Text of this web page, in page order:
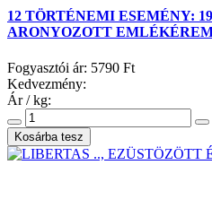
12 TÖRTÉNEMI ESEMÉNY:
ARONYOZOTT
Fogyasztói ár: 5790 Ft
Kedvezmény:
Ár / kg: